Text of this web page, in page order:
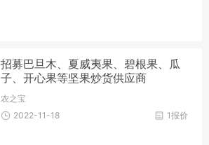
招募巴旦木、夏威夷果、碧根果、瓜
子、开心果等坚果炒货供应商
农之宝
1报价
2022-11-18